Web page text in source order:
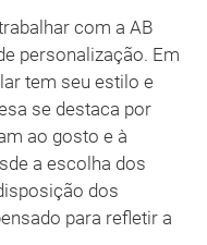
com a AB
personalização. Em
tem seu estilo e
se destaca por
ao gosto e à
a escolha dos
dos
para refletir a